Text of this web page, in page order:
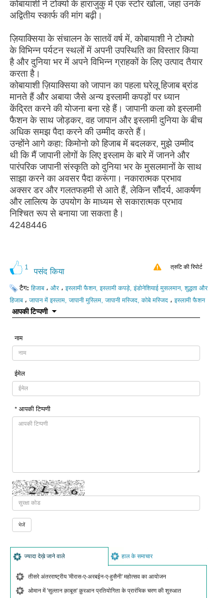
कोबायाशी ने टोक्यो के हाराजुकु में एक स्टोर खोला, जहां उनके
अद्वितीय स्कार्फ की मांग बढ़ी।
ज़ियाक्सिया के संचालन के सातवें वर्ष में, कोबायाशी ने टोक्यो
के विभिन्न पर्यटन स्थलों में अपनी उपस्थिति का विस्तार किया
है और दुनिया भर में अपने विभिन्न ग्राहकों के लिए उत्पाद तैयार
करता है।
कोबायाशी ज़ियाक्सिया को जापान का पहला घरेलू हिजाब ब्रांड
मानते हैं और अबाया जैसे अन्य इस्लामी कपड़ों पर ध्यान
केंद्रित करने की योजना बना रहे हैं। जापानी कला को इस्लामी
फैशन के साथ जोड़कर, वह जापान और इस्लामी दुनिया के बीच
अधिक समझ पैदा करने की उम्मीद करते हैं।
उन्होंने आगे कहा: किमोनो को हिजाब में बदलकर, मुझे उम्मीद
थी कि मैं जापानी लोगों के लिए इस्लाम के बारे में जानने और
पारंपरिक जापानी संस्कृति को दुनिया भर के मुसलमानों के साथ
साझा करने का अवसर पैदा करूंगा। नकारात्मक प्रभाव
अक्सर डर और गलतफहमी से आते हैं, लेकिन सौंदर्य, आकर्षण
और लालित्य के उपयोग के माध्यम से सकारात्मक प्रभाव
निश्चित रूप से बनाया जा सकता है।
4248446
1 पसंद किया त्रुटि की रिपोर्ट
टैग:हिजाब، और ،इस्लामी फैशन, इस्लामी कपड़े, इंडोनेशियाई मुसलमान, शुद्धता और
हिजाब،जापान में इस्लाम, जापानी मुस्लिम, जापानी मस्जिद, कोबे मस्जिद ،इस्लामी फैशन
आपकी टिप्पणी
नाम
ईमेल
* आपकी टिप्पणी
ज्यादा देख़े जाने वाले हाल के समाचार
तीसरे अंतरराष्ट्रीय 'मीरास-ए-अरबईन-ए-हुसैनी' महोत्सव का आयोजन
ओमान में 'सुल्तान क़ाबूस' क़ुरआन प्रतियोगिता के प्रारंभिक चरण की शुरुआत